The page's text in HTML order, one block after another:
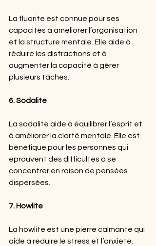
La fluorite est connue pour ses
capacités à améliorer l’organisation
et la structure mentale. Elle aide à
réduire les distractions et à
augmenter la capacité à gérer
plusieurs tâches.
6. Sodalite
La sodalite aide à équilibrer l’esprit et
à améliorer la clarté mentale. Elle est
bénéfique pour les personnes qui
éprouvent des difficultés à se
concentrer en raison de pensées
dispersées.
7. Howlite
La howlite est une pierre calmante qui
aide à réduire le stress et l’anxiété.